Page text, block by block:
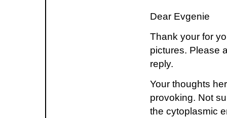
Dear Evgenie
Thank your for
pictures. Please
reply.
Your thoughts
provoking. Not
the cytoplasmic